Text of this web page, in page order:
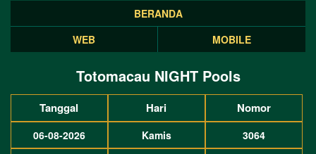
BERANDA
WEB
MOBILE
Totomacau NIGHT Pools
Tanggal Hari Nomor
06-08-2026 Kamis
3064